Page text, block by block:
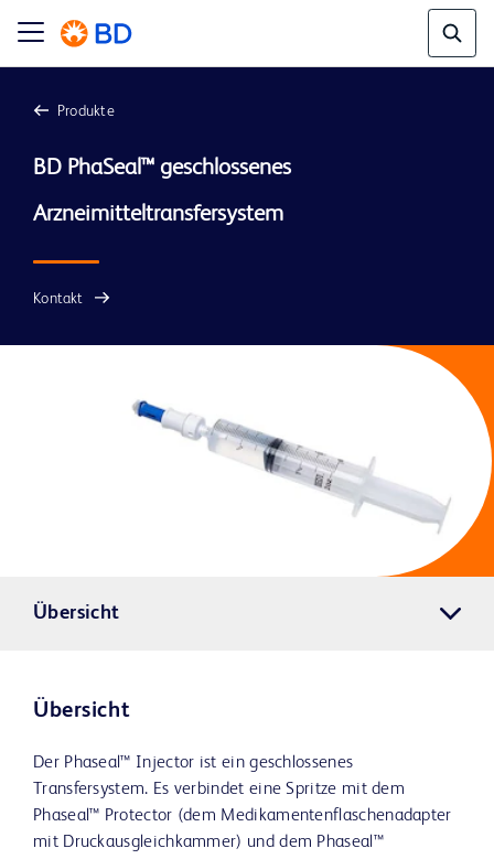
Produkte
BD PhaSeal™ geschlossenes
Kontakt
Übersicht
Übersicht
Der Phaseal™ Injector ist ein geschlossenes
Transfersystem. Es verbindet eine Spritze mit dem
Phaseal™ Protector (dem Medikamentenflaschenadapter
mit Druckausgleichkammer) und dem Phaseal™